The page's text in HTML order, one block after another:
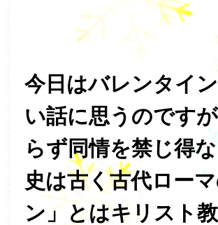
今日はバレンタイ
い話に思うのです
らず同情を禁じ得
史は古く古代ロー
ン」とはキリスト